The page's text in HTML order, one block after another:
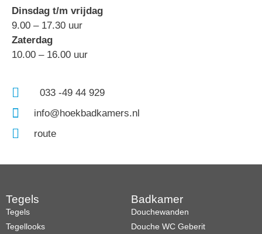
Dinsdag t/m vrijdag
9.00 – 17.30 uur
Zaterdag
10.00 – 16.00 uur
033 -49 44 929
info@hoekbadkamers.nl
route
Tegels
Tegels
Tegellooks
Badkamer
Douchewanden
Douche WC Geberit